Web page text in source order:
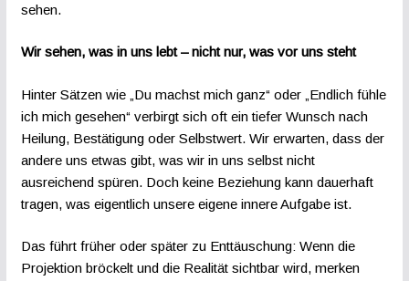
sehen.
Wir sehen, was in uns lebt – nicht nur, was vor uns steht
Hinter Sätzen wie „Du machst mich ganz“ oder „Endlich fühle
ich mich gesehen“ verbirgt sich oft ein tiefer Wunsch nach
Heilung, Bestätigung oder Selbstwert. Wir erwarten, dass der
andere uns etwas gibt, was wir in uns selbst nicht
ausreichend spüren. Doch keine Beziehung kann dauerhaft
tragen, was eigentlich unsere eigene innere Aufgabe ist.
Das führt früher oder später zu Enttäuschung: Wenn die
Projektion bröckelt und die Realität sichtbar wird, merken